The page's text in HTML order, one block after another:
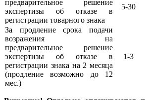
предварительное решение
экспертизы об отказе в
регистрации товарного знака
5-30
За продление срока подачи
возражения на
предварительное решение
экспертизы об отказе в
регистрации знака на 2 месяца
(продление возможно до 12
мес.)
1-3